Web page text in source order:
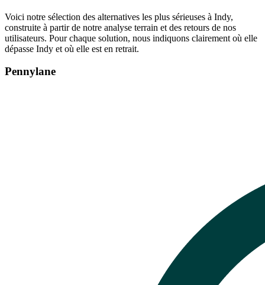
Voici notre sélection des alternatives les plus sérieuses à Indy,
construite à partir de notre analyse terrain et des retours de nos
utilisateurs. Pour chaque solution, nous indiquons clairement où elle
dépasse Indy et où elle est en retrait.
Pennylane